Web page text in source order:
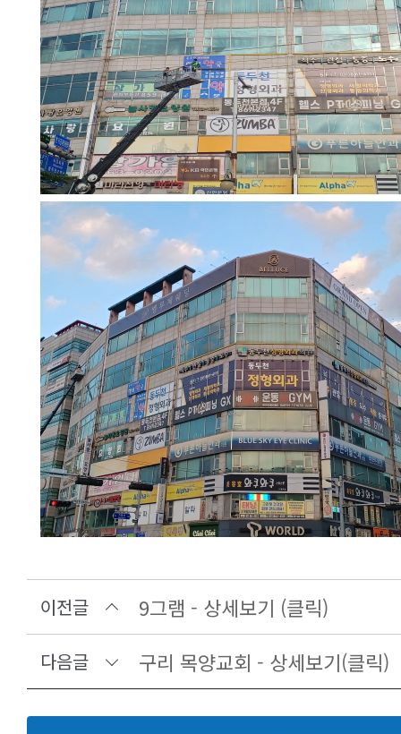
이전글 9그램 - 상세보기 (클릭)
다음글 구리 목양교회 - 상세보기(클릭)